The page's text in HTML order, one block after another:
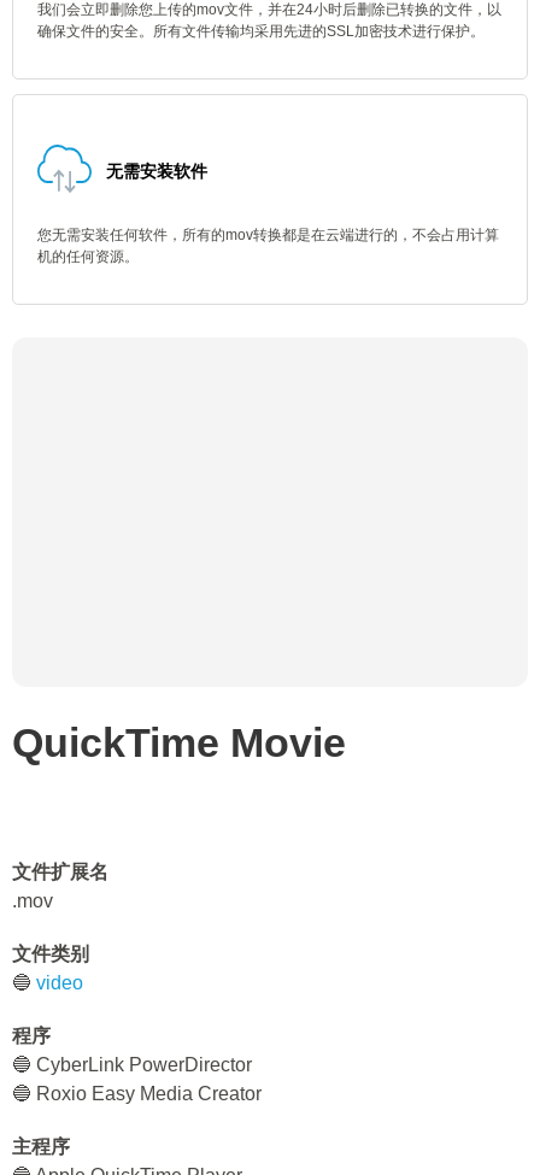
我们会立即删除您上传的mov文件，并在24小时后删除已转换的文件，以
确保文件的安全。所有文件传输均采用先进的SSL加密技术进行保护。
无需安装软件
您无需安装任何软件，所有的mov转换都是在云端进行的，不会占用计算
机的任何资源。
QuickTime Movie
文件扩展名
.mov
文件类别
🔵 video
程序
🔵 CyberLink PowerDirector
🔵 Roxio Easy Media Creator
主程序